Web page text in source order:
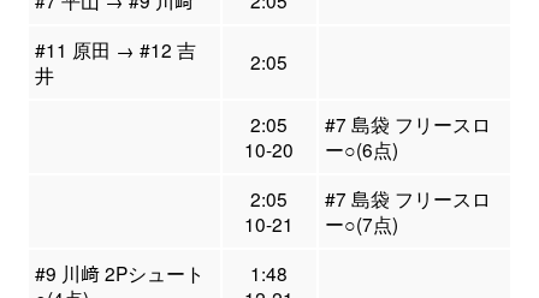
#11 原田 → #12 吉
井
2:05
2:05
10-20
#7 島袋 フリースロ
ー○(6点)
2:05
10-21
#7 島袋 フリースロ
ー○(7点)
#9 川﨑 2Pシュート
1:48